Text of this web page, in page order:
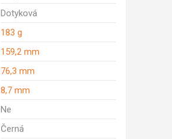
Dotyková
183 g
159,2 mm
76,3 mm
8,7 mm
Ne
Černá